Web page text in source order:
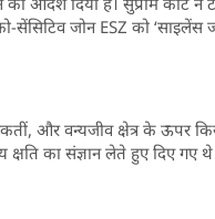
जोन ESZ को ‘साइलेंस
और वन्यजीव क्षेत्र के ऊपर
क्षति का संज्ञान लेते हुए दिए गए